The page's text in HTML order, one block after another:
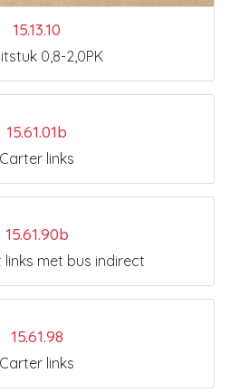
15.13.10
0,8-2,0PK
15.61.01b
Carter links
15.61.90b
met bus indirect
15.61.98
Carter links